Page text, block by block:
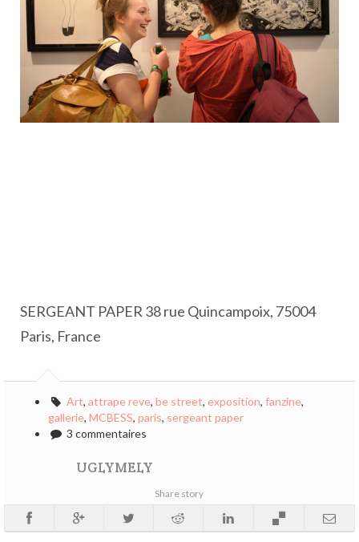
SERGEANT PAPER 38 rue Quincampoix, 75004
Paris, France
Art, attrape reve, be street, exposition, fanzine,
gallerie, MCBESS, paris, sergeant paper
3 commentaires
UGLYMELY
Share story